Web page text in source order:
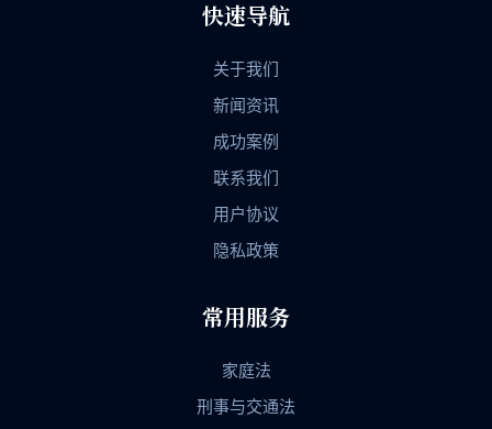
快速导航
关于我们
新闻资讯
成功案例
联系我们
用户协议
隐私政策
常用服务
家庭法
刑事与交通法